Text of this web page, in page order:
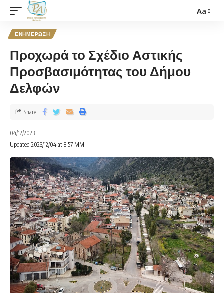
Aa
ΕΝΗΜΕΡΩΣΗ
Προχωρά το Σχέδιο Αστικής
Προσβασιμότητας του Δήμου
Δελφών
04/12/2023
Updated 2023/12/04 at 8:57 ΜΜ
Share